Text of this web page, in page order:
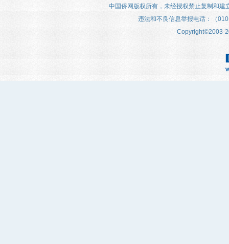
中国侨网版权所有，未经授权禁止复制和建
违法和不良信息举报电话：（
Copyright©2003-